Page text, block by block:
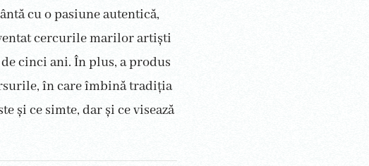
cu o pasiune autentică,
cercurile marilor artiști
cinci ani. În plus, a produs
în care îmbină tradiția
și ce simte, dar și ce visează